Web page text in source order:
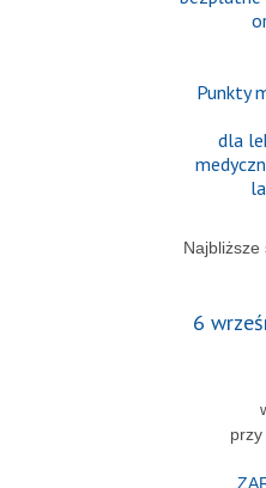
Punkty
dla
Najbliższe
6
przy